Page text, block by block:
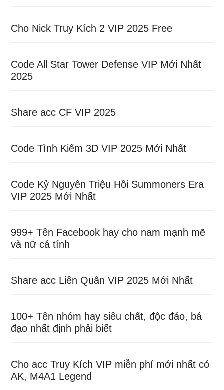
Cho Nick Truy Kích 2 VIP 2025 Free
Code All Star Tower Defense VIP Mới Nhất
2025
Share acc CF VIP 2025
Code Tình Kiếm 3D VIP 2025 Mới Nhất
Code Kỷ Nguyên Triệu Hồi Summoners Era
VIP 2025 Mới Nhất
999+ Tên Facebook hay cho nam mạnh mẽ
và nữ cá tính
Share acc Liên Quân VIP 2025 Mới Nhất
100+ Tên nhóm hay siêu chất, độc đáo, bá
đạo nhất định phải biết
Cho acc Truy Kích VIP miễn phí mới nhất có
AK, M4A1 Legend